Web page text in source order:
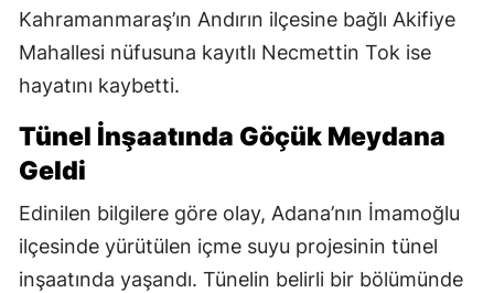
Kahramanmaraş’ın Andırın ilçesine bağlı Akifiye
Mahallesi nüfusuna kayıtlı Necmettin Tok ise
hayatını kaybetti.
Tünel İnşaatında Göçük Meydana
Geldi
Edinilen bilgilere göre olay, Adana’nın İmamoğlu
ilçesinde yürütülen içme suyu projesinin tünel
inşaatında yaşandı. Tünelin belirli bir bölümünde